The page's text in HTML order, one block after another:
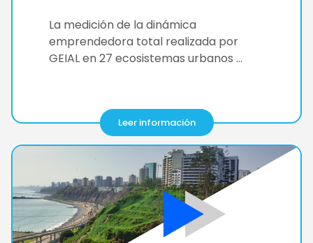
La medición de la dinámica
emprendedora total realizada por
GEIAL en 27 ecosistemas urbanos …
Leer información